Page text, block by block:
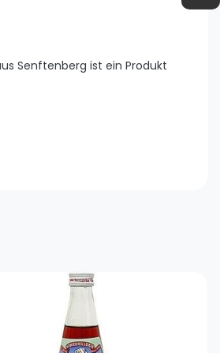
Senftenberg ist ein Produkt